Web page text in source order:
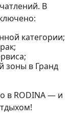
В
категории;
зоны в Гранд
в RODINA — и